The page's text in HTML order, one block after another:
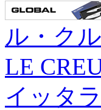
ル・ク
LE
イッタラ